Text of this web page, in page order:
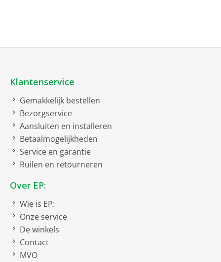
Wandventilator
Klantenservice
Gemakkelijk bestellen
Bezorgservice
Aansluiten en installeren
Betaalmogelijkheden
Service en garantie
Ruilen en retourneren
Over EP:
Wie is EP:
Onze service
De winkels
Contact
MVO